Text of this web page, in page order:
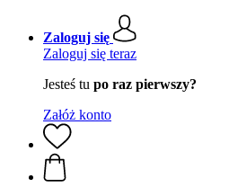
Zaloguj się
Zaloguj się teraz
Jesteś tu po raz pierwszy?
Załóż konto